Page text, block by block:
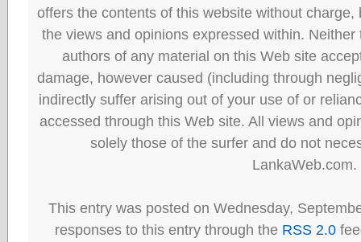
offers the contents of this website without
the views and opinions expressed within.
authors of any material on this Web site
damage, however caused (including through
indirectly suffer arising out of your use of or
accessed through this Web site. All views and
solely those of the surfer and do not
LankaWeb.com.
This entry was posted on Wednesday,
responses to this entry through the RSS 2.0